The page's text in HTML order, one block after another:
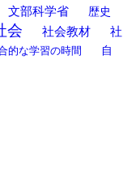
文部科学省 歴史
会 社会教材
社
的な学習の時間
自